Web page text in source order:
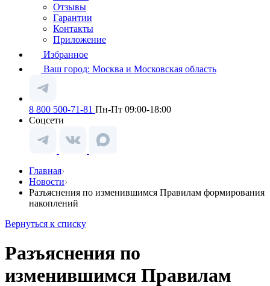
Отзывы
Гарантии
Контакты
Приложение
Избранное
Ваш город: Москва и Московская область
8 800 500-71-81 Пн-Пт 09:00-18:00
Соцсети
Главная
Новости
Разъяснения по изменившимся Правилам формирования
накоплений
Вернуться к списку
Разъяснения по
изменившимся Правилам